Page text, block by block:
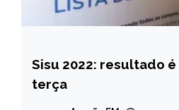
BRASIL
NOTÍCIAS
Sisu 2022: resultado
terça